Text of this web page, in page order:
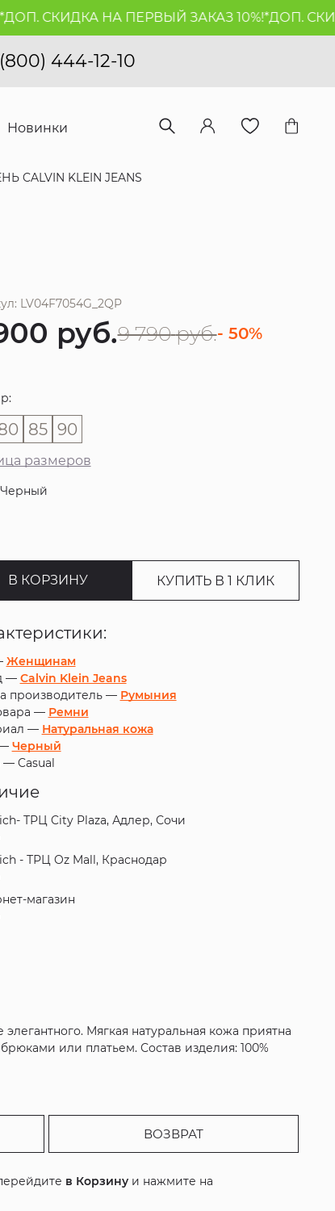
СКИДКА НА ПЕРВЫЙ ЗАКАЗ 10%!*ДОП.
444-12-10
Новинки
CALVIN KLEIN JEANS
LV04F7054G_2QP
руб.9 790 руб.- 50%
85 90
размеров
В КОРЗИНУ КУПИТЬ В 1 КЛИК
Женщинам
— Calvin Klein Jeans
производитель — Румыния
— Ремни
— Натуральная кожа
Черный
— Casual
ТРЦ City Plaza, Адлер, Сочи
- ТРЦ Oz Mall, Краснодар
магазин
Мягкая натуральная кожа приятна
или платьем. Состав изделия: 100%
ВОЗВРАТ
в Корзину и нажмите на